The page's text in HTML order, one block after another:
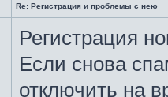
Re: Регистрация и проблемы с нею
Регистрация
Если снова
отключить на